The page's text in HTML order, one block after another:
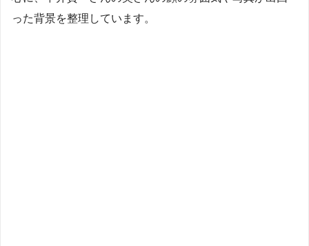
った背景を整理しています。